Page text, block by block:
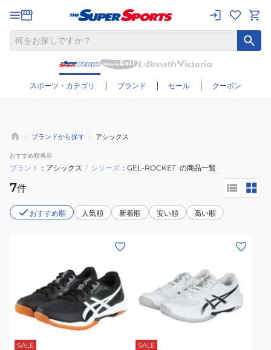
スポーツ・カテゴリ ブランド セール クーポン
さらに絞り込む
ブランドから探す アシックス
おすすめ順表示
ブランド アシックス / シリーズ GEL-ROCKET の商品一覧
7件
おすすめ順 人気順 新着順 安い順 高い順
デ
ィ
ス)SALE
デ
ス)SALE
ホ